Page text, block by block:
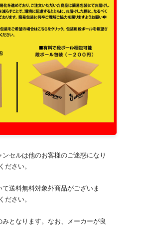
セルは他のお客様のご迷惑になり
ださい。
送料無料対象外商品がございま
ださい。
みとなります。なお、メーカーが良